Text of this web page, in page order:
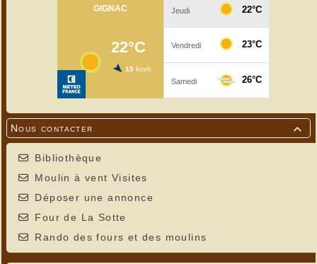

Nous contacter
Bibliothèque
Moulin à vent Visites
Déposer une annonce
Four de La Sotte
Rando des fours et des moulins